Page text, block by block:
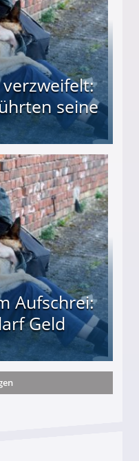
seine
Aufschrei:
Geld